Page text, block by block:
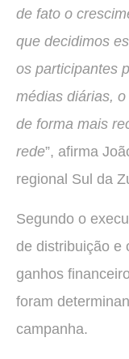
de fato o
que decidimos
os participantes
médias diárias,
de forma mais
rede”, afirma
regional Sul da
Segundo o
de distribuição e
ganhos
foram
campanha.